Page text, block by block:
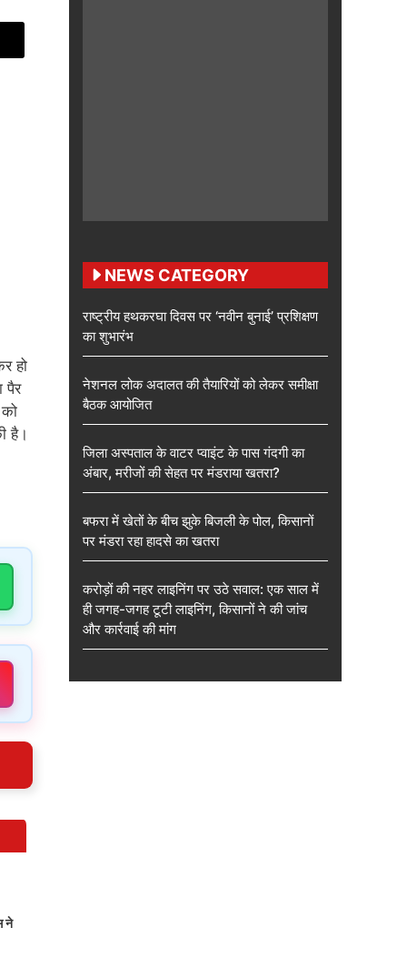
हो
पैर
है।
ने
NEWS CATEGORY
राष्ट्रीय हथकरघा दिवस पर ‘नवीन बुनाई’ प्रशिक्षण
का शुभारंभ
नेशनल लोक अदालत की तैयारियों को लेकर समीक्षा
बैठक आयोजित
जिला अस्पताल के वाटर प्वाइंट के पास गंदगी का
अंबार, मरीजों की सेहत पर मंडराया खतरा?
बफरा में खेतों के बीच झुके बिजली के पोल, किसानों
पर मंडरा रहा हादसे का खतरा
करोड़ों की नहर लाइनिंग पर उठे सवाल: एक साल में
ही जगह-जगह टूटी लाइनिंग, किसानों ने की जांच
और कार्रवाई की मांग